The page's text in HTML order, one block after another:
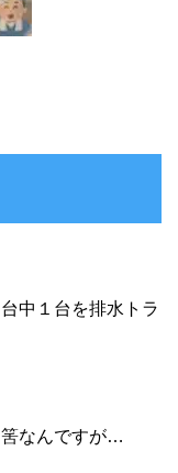
中１台を排水トラ
なんですが…